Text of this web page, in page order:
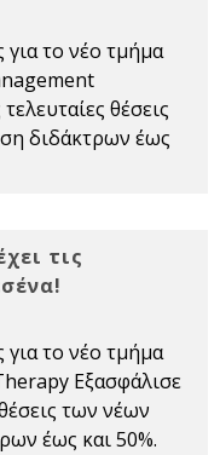
το νέο τμήμα
θέσεις
διδάκτρων έως
τις
το νέο τμήμα
Εξασφάλισε
των νέων
έως και 50%.